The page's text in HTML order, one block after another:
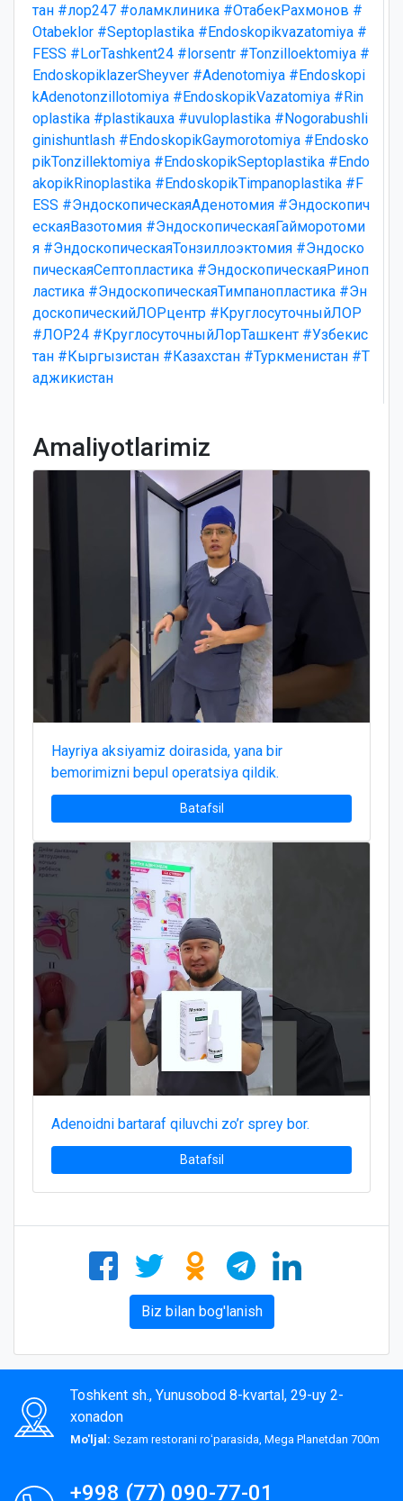
тан #лор247 #оламклиника #ОтабекРахмонов #
Otabeklor #Septoplastika #Endoskopikvazatomiya #
FESS #LorTashkent24 #lorsentr #Tonzilloektomiya #
EndoskopiklazerSheyver #Adenotomiya #Endoskopi
kAdenotonzillotomiya #EndoskopikVazatomiya #Rin
oplastika #plastikauxa #uvuloplastika #Nogorabushli
ginishuntlash #EndoskopikGaymorotomiya #Endosko
pikTonzillektomiya #EndoskopikSeptoplastika #Endo
akopikRinoplastika #EndoskopikTimpanoplastika #F
ESS #ЭндоскопическаяАденотомия #Эндоскопич
ескаяВазотомия #ЭндоскопическаяГайморотоми
я #ЭндоскопическаяТонзиллоэктомия #Эндоско
пическаяСептопластика #ЭндоскопическаяРиноп
ластика #ЭндоскопическаяТимпанопластика #Эн
доскопическийЛОРцентр #КруглосуточныйЛОР
#ЛОР24 #КруглосуточныйЛорТашкент #Узбекис
тан #Кыргызистан #Казахстан #Туркменистан #Т
аджикистан
Amaliyotlarimiz
Hayriya aksiyamiz doirasida, yana bir
bemorimizni bepul operatsiya qildik.
Batafsil
Adenoidni bartaraf qiluvchi zo’r sprey bor.
Batafsil
Biz bilan bog'lanish
Toshkent sh., Yunusobod 8-kvartal, 29-uy 2-
xonadon
Mo'ljal: Sezam restorani roʻparasida, Mega Planetdan 700m
+998 (77) 090-77-01